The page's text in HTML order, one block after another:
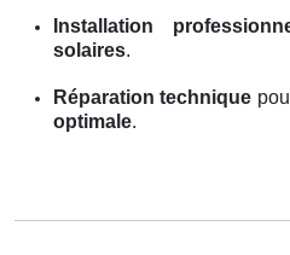
Installation
solaires.
Réparation technique
optimale.